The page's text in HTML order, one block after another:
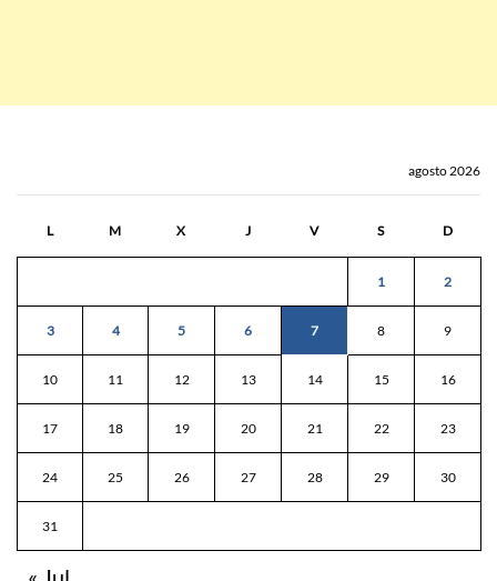
agosto 2026
L M X J V S D
1 2
3 4 5 6 7 8 9
10 11 12 13 14 15 16
17 18 19 20 21 22 23
24 25 26 27 28 29 30
31